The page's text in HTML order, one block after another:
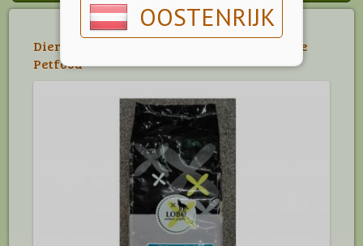
OOSTENRIJK
Dier
Lobo Nature
Petfood